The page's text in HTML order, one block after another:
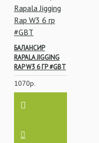
БАЛАНСИР
RAPALA JIGGING
RAP W3 6 ГР #GBT
1070р.